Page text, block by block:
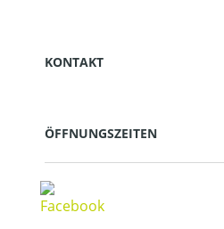
KONTAKT
ÖFFNUNGSZEITEN